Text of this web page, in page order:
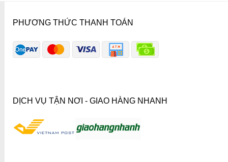
PHƯƠNG THỨC THANH TOÁN
DỊCH VỤ TẬN NƠI - GIAO HÀNG NHANH